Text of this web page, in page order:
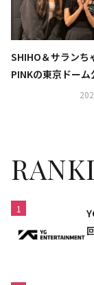
SHIHO＆サランち
PINKの東京ドー
ジスとの記念ショ
1